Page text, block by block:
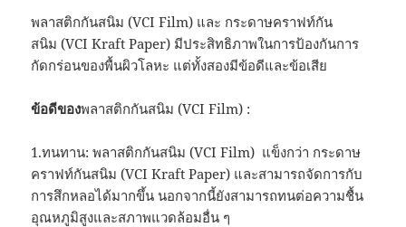
พลาสติกกันสนิม (VCI Film) และ กระดาษคราฟท์กัน
สนิม (VCI Kraft Paper) มีประสิทธิภาพในการป้องกันการ
กัดกร่อนของพื้นผิวโลหะ แต่ทั้งสองมีข้อดีและข้อเสีย
ข้อดีของพลาสติกกันสนิม (VCI Film) :
1.ทนทาน: พลาสติกกันสนิม (VCI Film) แข็งกว่า กระดาษ
คราฟท์กันสนิม (VCI Kraft Paper) และสามารถจัดการกับ
การสึกหลอได้มากขึ้น นอกจากนี้ยังสามารถทนต่อความชื้น
อุณหภูมิสูงและสภาพแวดล้อมอื่น ๆ